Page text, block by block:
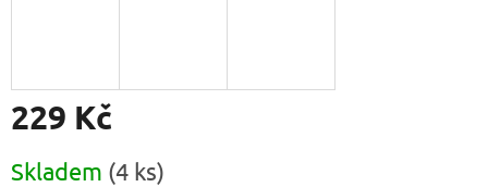
229 Kč
cena:
Skladem (4 ks)